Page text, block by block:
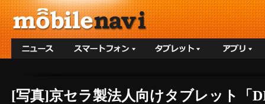
[写真]京セラ製法人向けタブレット「